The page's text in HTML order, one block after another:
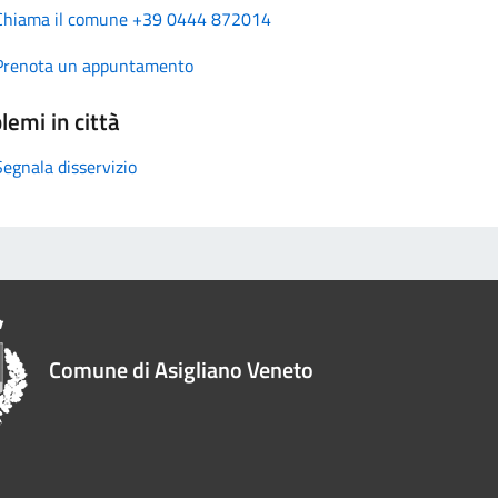
il comune +39 0444 872014
un appuntamento
in città
disservizio
Comune di Asigliano Veneto